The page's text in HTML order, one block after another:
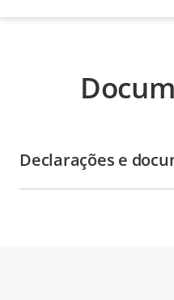
Declarações e